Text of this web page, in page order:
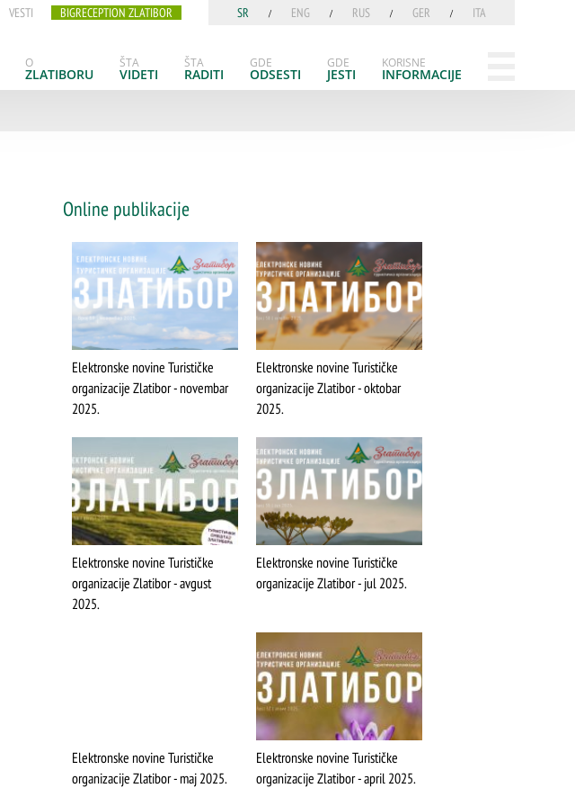
VESTI BIGRECEPTION ZLATIBOR SR ENG RUS GER ITA
O
ZLATIBORU
ŠTA
VIDETI
ŠTA
RADITI
GDE
ODSESTI
GDE
JESTI
KORISNE
INFORMACIJE
Online publikacije
Elektronske novine Turističke
organizacije Zlatibor - novembar
2025.
Elektronske novine Turističke
organizacije Zlatibor - oktobar
2025.
Elektronske novine Turističke
organizacije Zlatibor - avgust
2025.
Elektronske novine Turističke
organizacije Zlatibor - jul 2025.
Elektronske novine Turističke
organizacije Zlatibor - maj 2025.
Elektronske novine Turističke
organizacije Zlatibor - april 2025.
VIDETI
Stopića pećina